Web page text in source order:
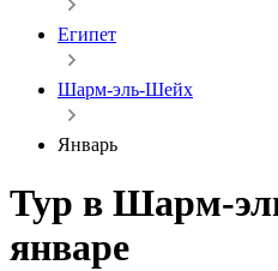
Египет
Шарм-эль-Шейх
Январь
Тур в Шарм-
январе